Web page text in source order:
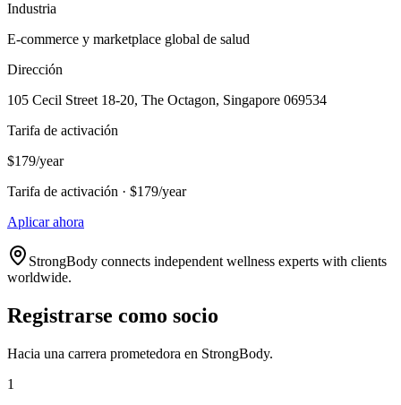
Industria
E-commerce y marketplace global de salud
Dirección
105 Cecil Street 18-20, The Octagon, Singapore 069534
Tarifa de activación
$179/year
Tarifa de activación · $179/year
Aplicar ahora
StrongBody connects independent wellness experts with clients
worldwide.
Registrarse como socio
Hacia una carrera prometedora en StrongBody.
1